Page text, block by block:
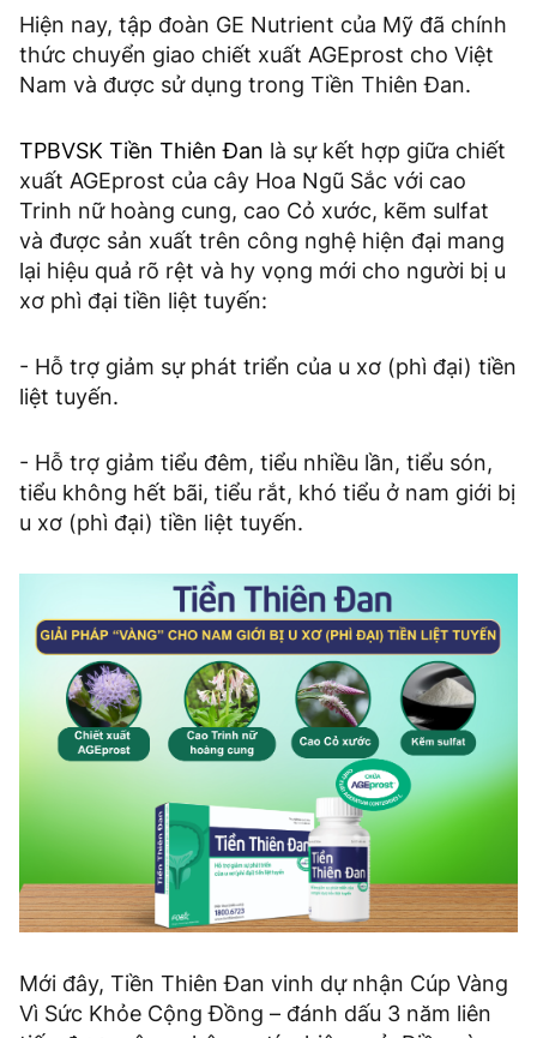
Hiện nay, tập đoàn GE Nutrient của Mỹ đã chính
thức chuyển giao chiết xuất AGEprost cho Việt
Nam và được sử dụng trong Tiền Thiên Đan.
TPBVSK Tiền Thiên Đan là sự kết hợp giữa chiết
xuất AGEprost của cây Hoa Ngũ Sắc với cao
Trinh nữ hoàng cung, cao Cỏ xước, kẽm sulfat
và được sản xuất trên công nghệ hiện đại mang
lại hiệu quả rõ rệt và hy vọng mới cho người bị u
xơ phì đại tiền liệt tuyến:
- Hỗ trợ giảm sự phát triển của u xơ (phì đại) tiền
liệt tuyến.
- Hỗ trợ giảm tiểu đêm, tiểu nhiều lần, tiểu són,
tiểu không hết bãi, tiểu rắt, khó tiểu ở nam giới bị
u xơ (phì đại) tiền liệt tuyến.
Mới đây, Tiền Thiên Đan vinh dự nhận Cúp Vàng
Vì Sức Khỏe Cộng Đồng – đánh dấu 3 năm liên